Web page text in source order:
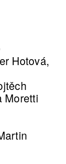
Hotová,
Moretti